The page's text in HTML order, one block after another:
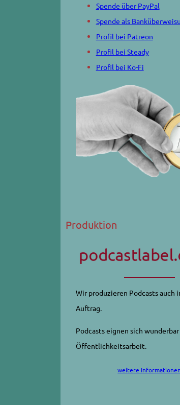
Spende über PayPal
Spende als
Profil bei Patreon
Profil bei Steady
Profil bei Ko-Fi
Produktion
Wir produzieren Podcasts auch
Auftrag.
Podcasts eignen sich wunderbar
Öffentlichkeitsarbeit.
weitere Informationen